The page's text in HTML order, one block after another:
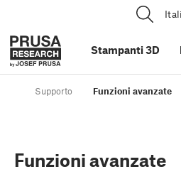
Stampanti 3D
Supporto Funzioni avanzate
Funzioni avanzate